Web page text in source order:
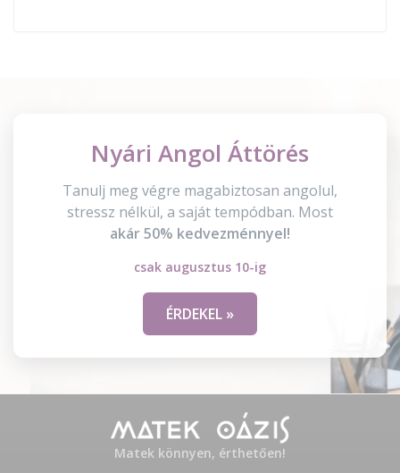
Nyári Angol Áttörés
Tanulj meg végre magabiztosan angolul,
stressz nélkül, a saját tempódban. Most
akár 50% kedvezménnyel!
csak augusztus 10-ig
ÉRDEKEL »
Matek könnyen, érthetően!